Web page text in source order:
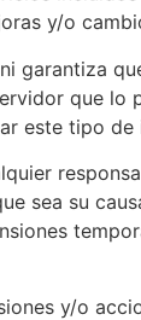
y/o
garantiza
que lo
este tipo de
sea su
y/o